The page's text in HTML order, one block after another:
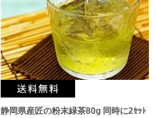
静岡県産匠の粉末緑茶80g 同時に2ｾｯﾄ